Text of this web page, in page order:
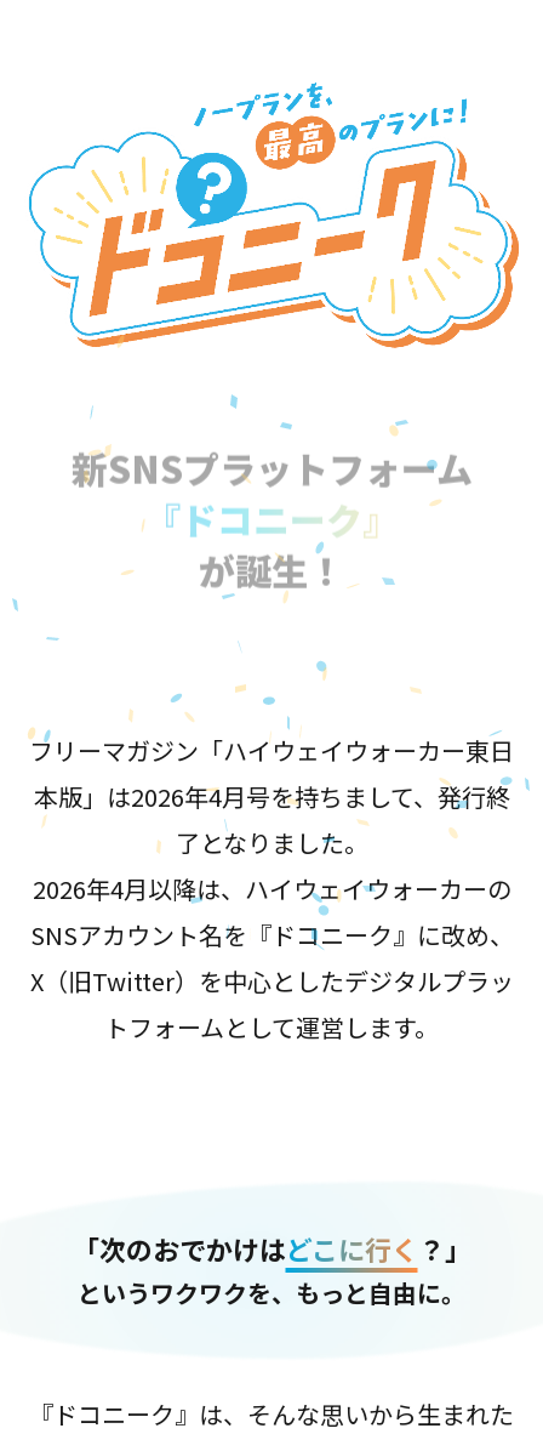
新SNSプラットフォーム
『ドコニーク』
が誕生！
フリーマガジン「ハイウェイウォーカー東日
本版」は2026年4月号を持ちまして、発行終
了となりました。
2026年4月以降は、ハイウェイウォーカーの
SNSアカウント名を『ドコニーク』に改め、
X（旧Twitter）を中心としたデジタルプラッ
トフォームとして運営します。
「次のおでかけはどこに行く ？」
というワクワクを、もっと自由に。
『ドコニーク』は、そんな思いから生まれた